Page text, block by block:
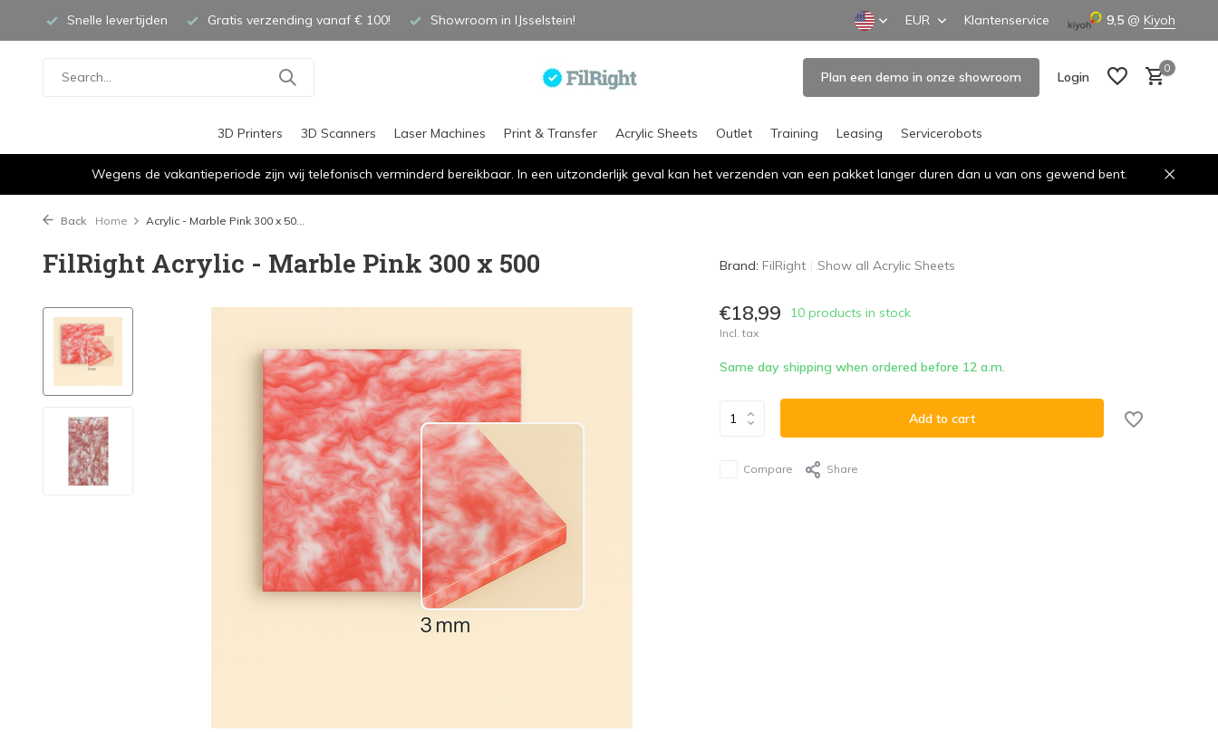
Snelle levertijden Gratis verzending vanaf € 100! Showroom in IJsselstein! EUR Klantenservice 9,5 @ Kiyoh
Plan een demo in onze showroom Login
0
3D Printers 3D Scanners Laser Machines Print & Transfer Acrylic Sheets Outlet Training Leasing Servicerobots
Wegens de vakantieperiode zijn wij telefonisch verminderd bereikbaar. In een uitzonderlijk geval kan het verzenden van een pakket langer duren dan u van ons gewend bent.
Back Home Acrylic - Marble Pink 300 x 50...
FilRight Acrylic - Marble Pink 300 x 500 Brand: FilRight Show all Acrylic Sheets
€18,99 10 products in stock
Incl. tax
Same day shipping when ordered before 12 a.m.
Add to cart
Compare Share